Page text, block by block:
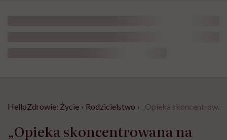
HelloZdrowie: Życie › Rodzicielstwo › „Opieka
„Opieka skoncentrowana na